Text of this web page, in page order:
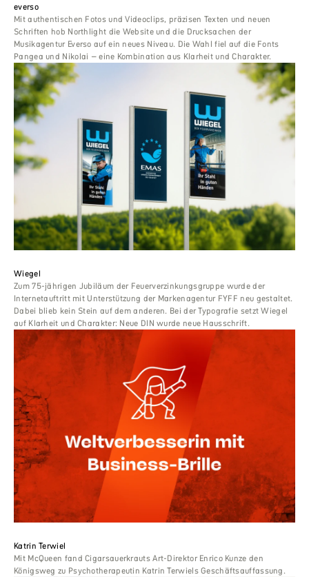
everso
Mit authentischen Fotos und Videoclips, präzisen Texten und neuen
Schriften hob Northlight die Website und die Drucksachen der
Musikagentur Everso auf ein neues Niveau. Die Wahl fiel auf die Fonts
Pangea und Nikolai – eine Kombination aus Klarheit und Charakter.
Wiegel
Zum 75-jährigen Jubiläum der Feuerverzinkungsgruppe wurde der
Internetauftritt mit Unterstützung der Markenagentur FYFF neu gestaltet.
Dabei blieb kein Stein auf dem anderen. Bei der Typografie setzt Wiegel
auf Klarheit und Charakter: Neue DIN wurde neue Hausschrift.
Katrin Terwiel
Mit McQueen fand Cigarsauerkrauts Art-Direktor Enrico Kunze den
Königsweg zu Psychotherapeutin Katrin Terwiels Geschäftsauffassung.